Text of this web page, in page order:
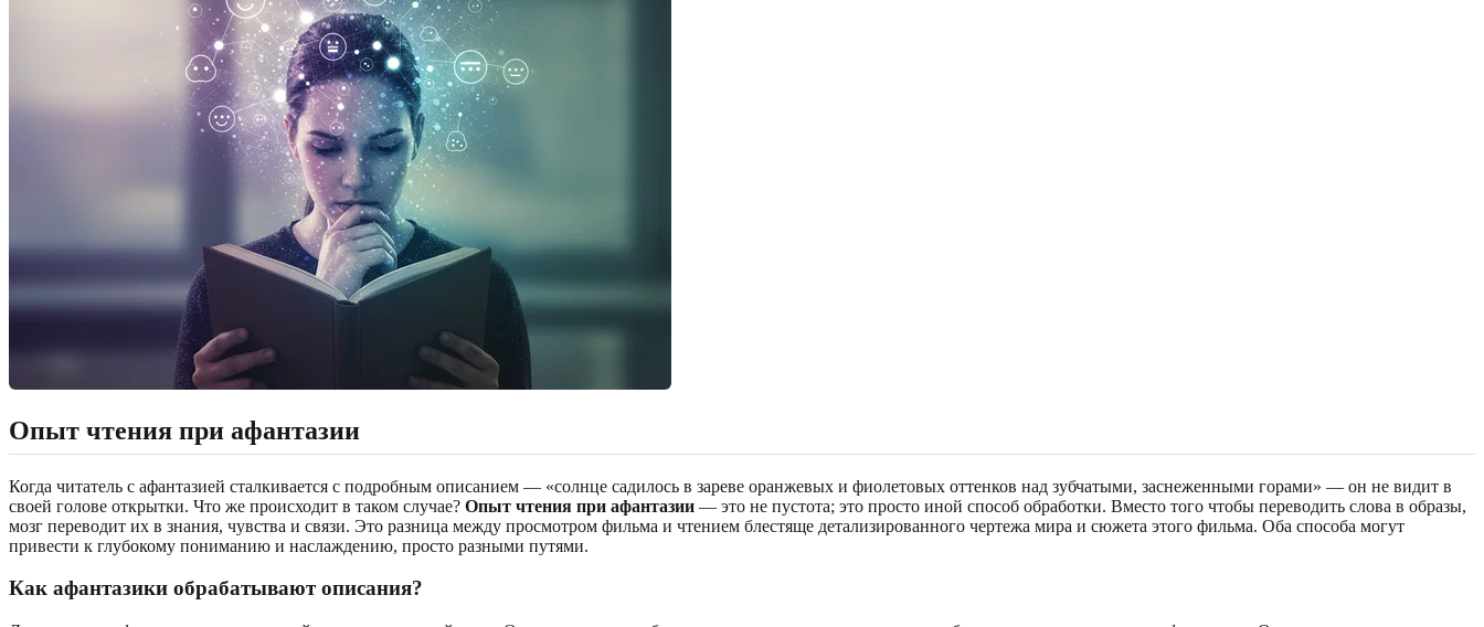
Опыт чтения при афантазии
Когда читатель с афантазией сталкивается с подробным описанием — «солнце садилось в зареве оранжевых и фиолетовых оттенков над зубчатыми, заснеженными горами» — он не видит в
своей голове открытки. Что же происходит в таком случае? Опыт чтения при афантазии — это не пустота; это просто иной способ обработки. Вместо того чтобы переводить слова в образы,
мозг переводит их в знания, чувства и связи. Это разница между просмотром фильма и чтением блестяще детализированного чертежа мира и сюжета этого фильма. Оба способа могут
привести к глубокому пониманию и наслаждению, просто разными путями.
Как афантазики обрабатывают описания?